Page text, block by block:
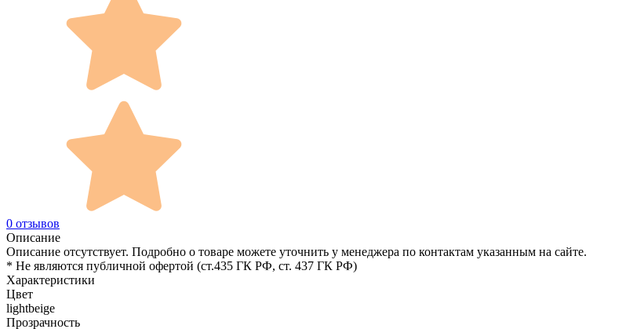
0 отзывов
Описание
Описание отсутствует. Подробно о товаре можете уточнить у менеджера по контактам указанным на сайте.
* Не являются публичной офертой (ст.435 ГК РФ, cт. 437 ГК РФ)
Характеристики
Цвет
lightbeige
Прозрачность